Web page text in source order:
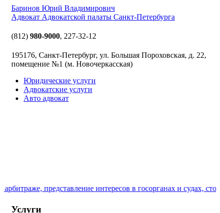
Баринов Юрий Владимирович
Адвокат Адвокатской палаты Санкт-Петербурга
(812) 980-9000, 227-32-12
195176, Санкт-Петербург, ул. Большая Пороховская, д. 22,
помещение №1 (м. Новочеркасская)
Юридические услуги
Адвокатские услуги
Авто адвокат
представление интересов в госорганах и судах,
Услуги